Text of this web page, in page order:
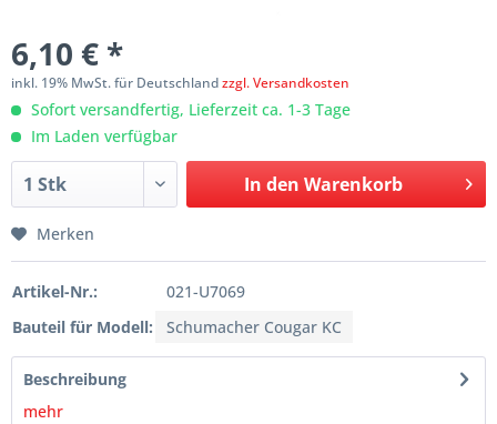
6,10 € *
inkl. 19% MwSt. für Deutschlandzzgl. Versandkosten
Sofort versandfertig, Lieferzeit ca. 1-3 Tage
Im Laden verfügbar
In den Warenkorb
Merken
Artikel-Nr.:
021-U7069
Bauteil für Modell:
Schumacher Cougar KC
Beschreibung
mehr